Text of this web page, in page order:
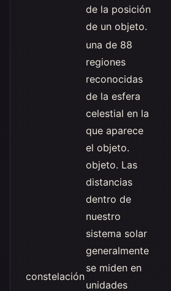
de la posición
de un objeto.
constelación
una de 88
regiones
reconocidas
de la esfera
celestial en la
que aparece
el objeto.
objeto. Las
distancias
dentro de
nuestro
sistema solar
generalmente
se miden en
unidades